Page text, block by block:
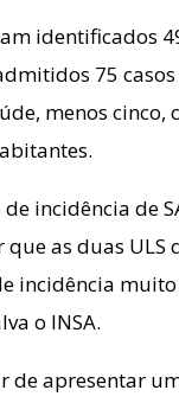
identificados
75
menos
incidência de
as duas
incidência
o INSA.
de apresentar